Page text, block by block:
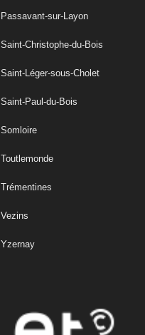
Passavant-sur-Layon
Saint-Christophe-du-Bois
Saint-Léger-sous-Cholet
Saint-Paul-du-Bois
Somloire
Toutlemonde
Trémentines
Vezins
Yzernay